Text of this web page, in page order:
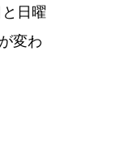
日曜
変わ